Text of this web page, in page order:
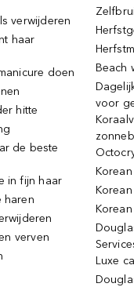
verwijderen
haar
doen
hitte
de beste
in fijn haar
haren
verven
Beach
voor
Luxe